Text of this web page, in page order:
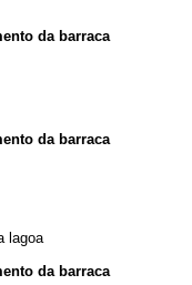
da barraca
da barraca
lagoa
da barraca